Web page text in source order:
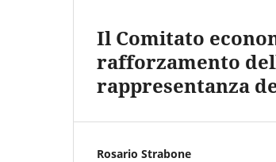
Il Comitato
rafforzamento
rappresentanza
Rosario Strabone